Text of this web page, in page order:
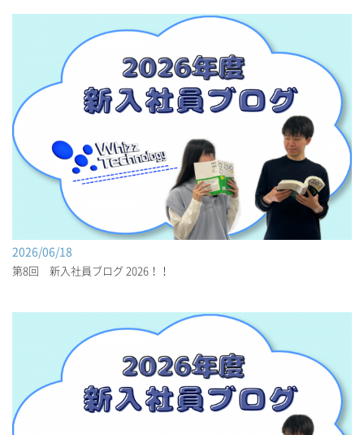
2026/06/18
第8回 新入社員ブログ 2026！！